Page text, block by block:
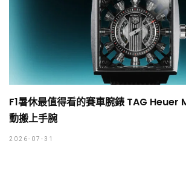
F1暑休最值得看的賽車腕錶 TAG
動搬上手腕
2026-07-31